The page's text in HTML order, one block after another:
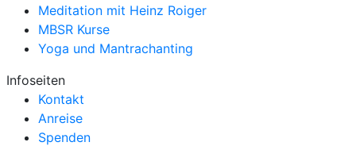
Meditation mit Heinz Roiger
MBSR Kurse
Yoga und Mantrachanting
Infoseiten
Kontakt
Anreise
Spenden